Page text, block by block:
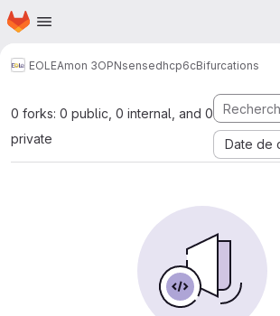
Passer au contenu principal
Page d'accueil
EOLEAmon 3OPNsensedhcp6cBifurcations
0 forks: 0 public, 0 internal, and 0
private
Date de